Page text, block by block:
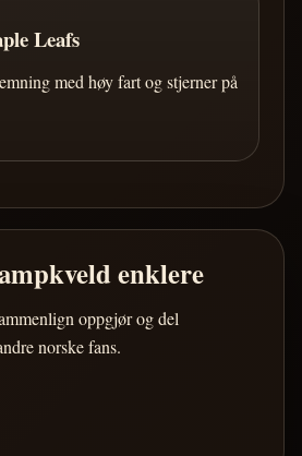
Leafs
med høy fart og stjerner på
enklere
oppgjør og del
norske fans.